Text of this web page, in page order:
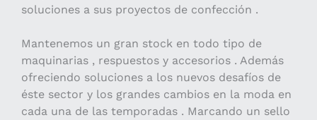
soluciones a sus proyectos de confección .
Mantenemos un gran stock en todo tipo de
maquinarias , respuestos y accesorios . Además
ofreciendo soluciones a los nuevos desafíos de
éste sector y los grandes cambios en la moda en
cada una de las temporadas . Marcando un sello